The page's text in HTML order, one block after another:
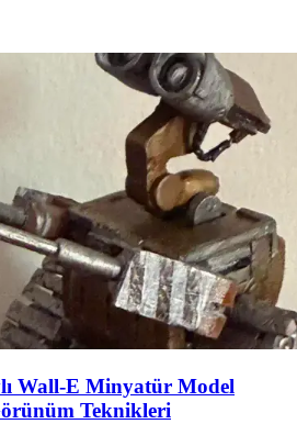
Wall-E Minyatür Model
Teknikleri